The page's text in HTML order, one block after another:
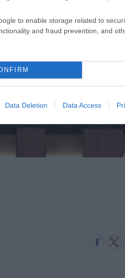
to enable storage related to
and fraud prevention, and
Data Deletion Data Access